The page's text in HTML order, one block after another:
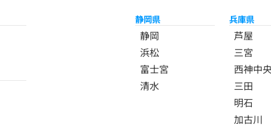
静岡県
静岡
浜松
富士宮
清水
兵庫県
芦屋
三宮
西神中
三田
明石
加古川